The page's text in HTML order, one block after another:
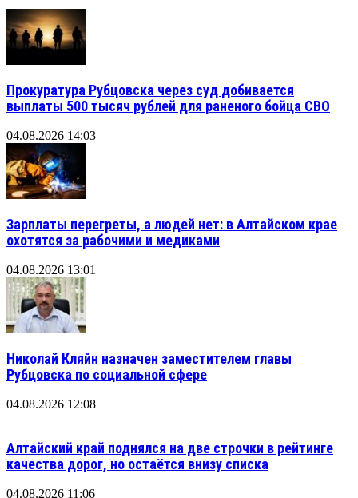
Прокуратура Рубцовска через суд добивается
выплаты 500 тысяч рублей для раненого бойца СВО
04.08.2026 14:03
Зарплаты перегреты, а людей нет: в Алтайском крае
охотятся за рабочими и медиками
04.08.2026 13:01
Николай Кляйн назначен заместителем главы
Рубцовска по социальной сфере
04.08.2026 12:08
Алтайский край поднялся на две строчки в рейтинге
качества дорог, но остаётся внизу списка
04.08.2026 11:06